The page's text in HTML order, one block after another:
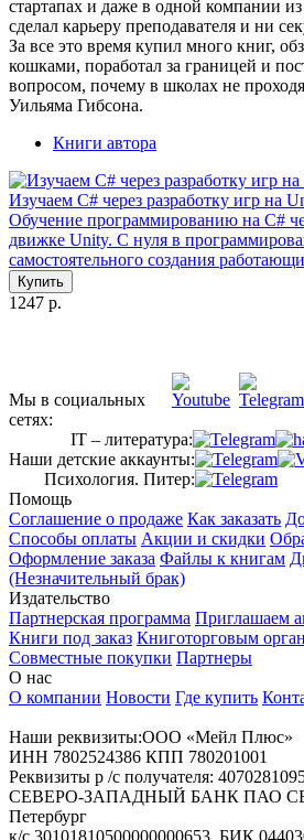
стартапах и даже в одной компании
сделал карьеру преподавателя и ни
За все это время купил много книг,
кошками, поработал за границей и
вопросом, почему в школах не
Уильяма Гибсона.
Книги автора
Изучаем C# через разработку игр на
Обучение программированию на C#
движке Unity. С нуля в
самостоятельного создания
Купить
1247 р.
Мы в социальных
сетях:
IT – литература:
Наши детские аккаунты:
Психология. Питер:
Помощь
Соглашение о продаже Как заказать
Способы оплаты Акции и скидки
Оформление заказа Файлы к книгам
(Незначительный брак)
Издательство
Партнерская программа Приглашаем
Книги под заказ Книготорговым
Совместные покупки Партнеры
О нас
О компании Новости Где купить
Наши реквизиты:ООО «Мейл Плюс»
ИНН 7802524386 КПП 780201001
Реквизиты р /с получателя:
СЕВЕРО-ЗАПАДНЫЙ БАНК ПАО
Петербург
к/с 30101810500000000653, БИК